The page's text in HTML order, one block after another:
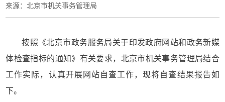
来源：​北京市机关事务管理局
按照《北京市政务服务局关于印发政府网站和政务新媒
体检查指标的通知》有关要求，北京市机关事务管理局结合
工作实际，认真开展网站自查工作，现将自查结果报告如
下。